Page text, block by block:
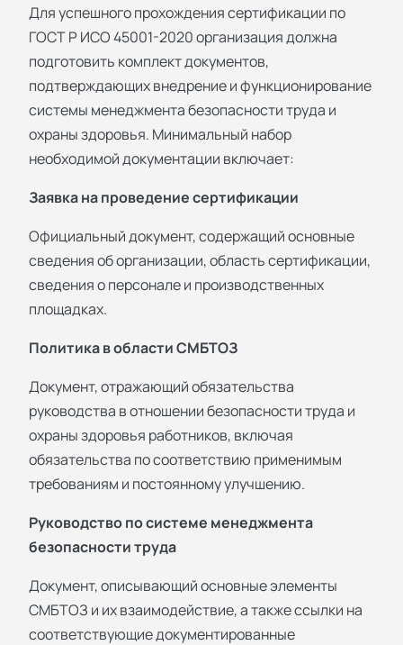
Для успешного прохождения сертификации по
ГОСТ Р ИСО 45001-2020 организация должна
подготовить комплект документов,
подтверждающих внедрение и функционирование
системы менеджмента безопасности труда и
охраны здоровья. Минимальный набор
необходимой документации включает:
Заявка на проведение сертификации
Официальный документ, содержащий основные
сведения об организации, область сертификации,
сведения о персонале и производственных
площадках.
Политика в области СМБТОЗ
Документ, отражающий обязательства
руководства в отношении безопасности труда и
охраны здоровья работников, включая
обязательства по соответствию применимым
требованиям и постоянному улучшению.
Руководство по системе менеджмента
безопасности труда
Документ, описывающий основные элементы
СМБТОЗ и их взаимодействие, а также ссылки на
соответствующие документированные